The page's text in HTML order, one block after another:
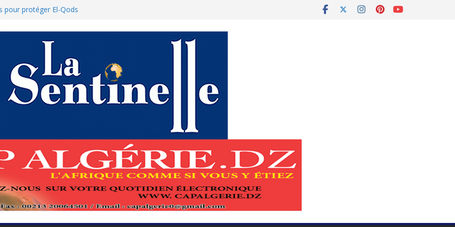
pour protéger El-Qods
de la coopération au cœur
Boukhari à N’Djamena
accélère la reconquête de son tissu
: Le ministère des Finances dément
des nouvelles mesures